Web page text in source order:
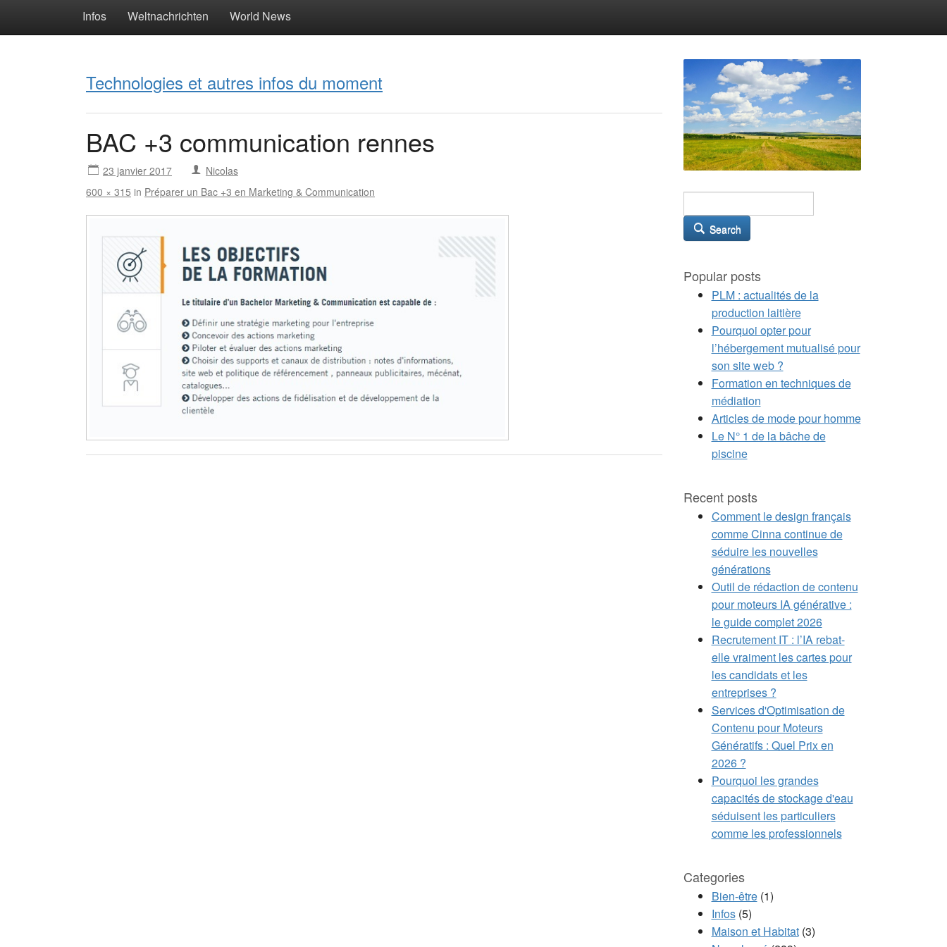
Infos Weltnachrichten World News
Technologies et autres infos du moment
BAC +3 communication rennes
23 janvier 2017
Nicolas
600 × 315 in Préparer un Bac +3 en Marketing & Communication
Search
Popular posts
PLM : actualités de la
production laitière
Pourquoi opter pour
l’hébergement mutualisé pour
son site web ?
Formation en techniques de
médiation
Articles de mode pour homme
Le N° 1 de la bâche de
piscine
Recent posts
Comment le design français
comme Cinna continue de
séduire les nouvelles
générations
Outil de rédaction de contenu
pour moteurs IA générative :
le guide complet 2026
Recrutement IT : l’IA rebat-
elle vraiment les cartes pour
les candidats et les
entreprises ?
Services d'Optimisation de
Contenu pour Moteurs
Génératifs : Quel Prix en
2026 ?
Pourquoi les grandes
capacités de stockage d'eau
séduisent les particuliers
comme les professionnels
Categories
Bien-être(1)
Infos(5)
Maison et Habitat(3)